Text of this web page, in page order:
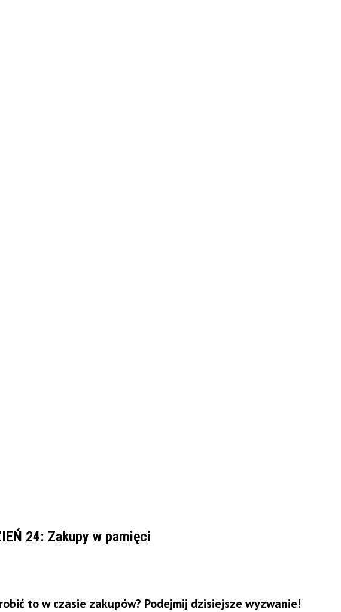
24: Zakupy w pamięci
to w czasie zakupów? Podejmij dzisiejsze wyzwanie!